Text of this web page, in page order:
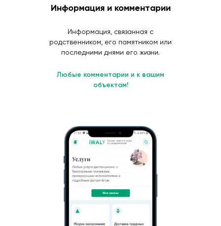
Информация и комментарии
Информация, связанная с
родственником, его памятником или
последними днями его жизни.
Любые комментарии и к вашим
объектам!